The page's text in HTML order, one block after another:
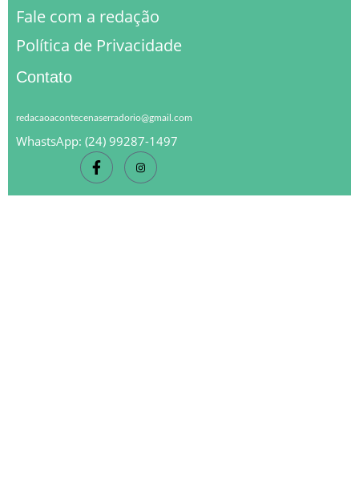
Fale com a redação
Política de Privacidade
Contato
redacaoacontecenaserradorio@gmail.com
WhastsApp: (24) 99287-1497